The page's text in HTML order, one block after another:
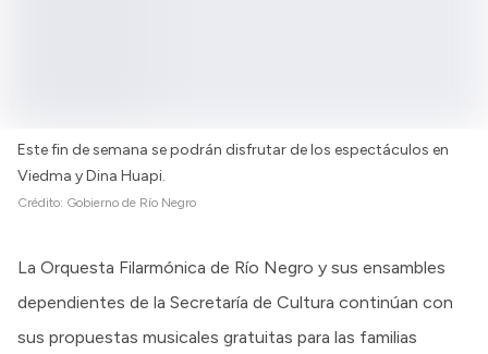
Este fin de semana se podrán disfrutar de los espectáculos en
Viedma y Dina Huapi.
Crédito: Gobierno de Río Negro
La Orquesta Filarmónica de Río Negro y sus ensambles
dependientes de la Secretaría de Cultura continúan con
sus propuestas musicales gratuitas para las familias